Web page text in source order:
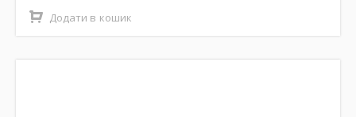
Додати в кошик